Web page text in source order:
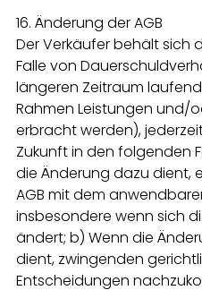
16. Änderung der AGB
Der Verkäufer behält sich
Falle von
längeren Zeitraum
Rahmen Leistungen und/
erbracht werden),
Zukunft in den folgenden
die Änderung dazu dient,
AGB mit dem
insbesondere wenn sich
ändert; b) Wenn die
dient, zwingenden
Entscheidungen